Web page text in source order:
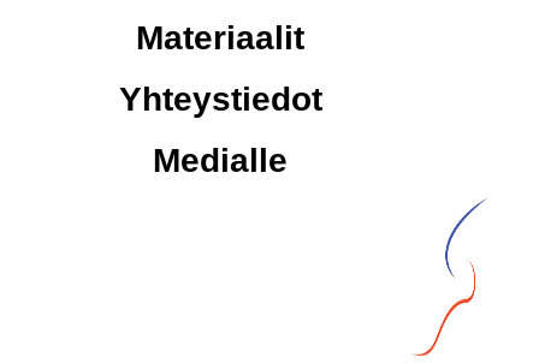
Materiaalit
Yhteystiedot
Medialle